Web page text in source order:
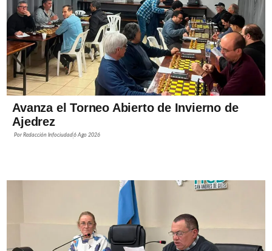
Avanza el Torneo Abierto de Invierno de
Ajedrez
PorRedacción Infociudad6 Ago 2026